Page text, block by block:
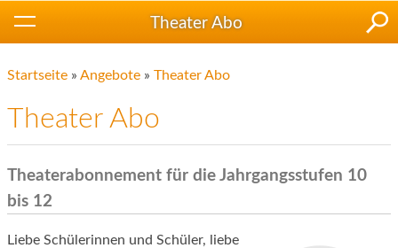
Theater Abo
Startseite » Angebote » Theater Abo
Theater Abo
Theaterabonnement für die Jahrgangsstufen 10
bis 12
Liebe Schülerinnen und Schüler, liebe